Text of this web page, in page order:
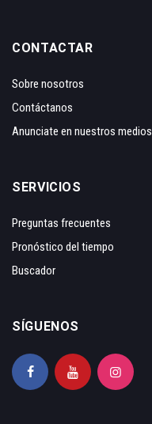
CONTACTAR
Sobre nosotros
Contáctanos
Anunciate en nuestros medios
SERVICIOS
Preguntas frecuentes
Pronóstico del tiempo
Buscador
SÍGUENOS